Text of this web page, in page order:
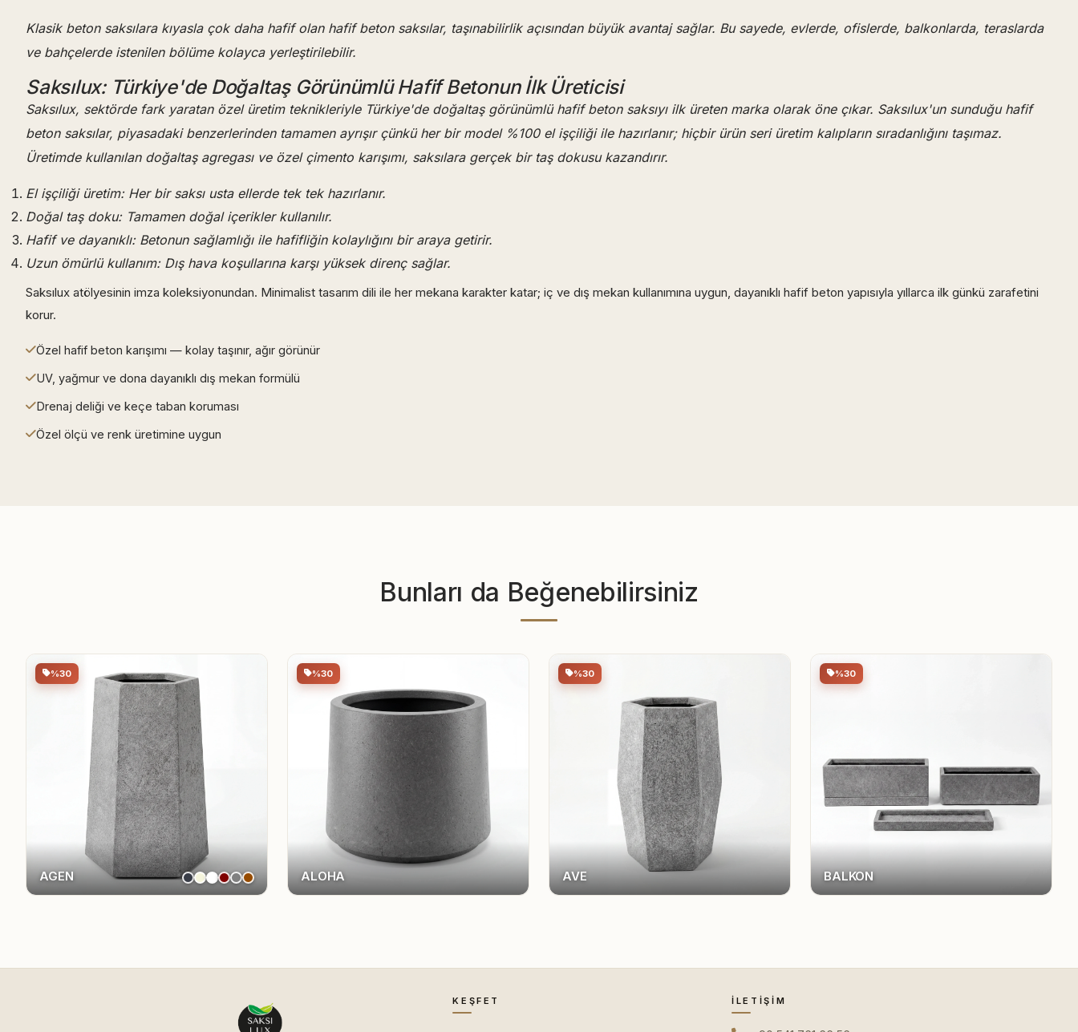
Klasik beton saksılara kıyasla çok daha hafif olan hafif beton saksılar, taşınabilirlik açısından büyük avantaj sağlar. Bu sayede, evlerde, ofislerde, balkonlarda, teraslarda
ve bahçelerde istenilen bölüme kolayca yerleştirilebilir.
Saksılux: Türkiye'de Doğaltaş Görünümlü Hafif Betonun İlk Üreticisi
Saksılux, sektörde fark yaratan özel üretim teknikleriyle Türkiye'de doğaltaş görünümlü hafif beton saksıyı ilk üreten marka olarak öne çıkar. Saksılux'un sunduğu hafif
beton saksılar, piyasadaki benzerlerinden tamamen ayrışır çünkü her bir model %100 el işçiliği ile hazırlanır; hiçbir ürün seri üretim kalıpların sıradanlığını taşımaz.
Üretimde kullanılan doğaltaş agregası ve özel çimento karışımı, saksılara gerçek bir taş dokusu kazandırır.
El işçiliği üretim: Her bir saksı usta ellerde tek tek hazırlanır.
Doğal taş doku: Tamamen doğal içerikler kullanılır.
Hafif ve dayanıklı: Betonun sağlamlığı ile hafifliğin kolaylığını bir araya getirir.
Uzun ömürlü kullanım: Dış hava koşullarına karşı yüksek direnç sağlar.
Saksılux atölyesinin imza koleksiyonundan. Minimalist tasarım dili ile her mekana karakter katar; iç ve dış mekan kullanımına uygun, dayanıklı hafif beton yapısıyla yıllarca ilk günkü zarafetini
korur.
Özel hafif beton karışımı — kolay taşınır, ağır görünür
UV, yağmur ve dona dayanıklı dış mekan formülü
Drenaj deliği ve keçe taban koruması
Özel ölçü ve renk üretimine uygun
Bunları da Beğenebilirsiniz
%30
AGEN
%30
ALOHA
%30
AVE
%30
BALKON
KEŞFET İLETIŞIM